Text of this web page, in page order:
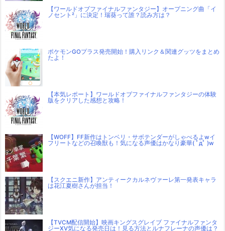
【ワールドオブファイナルファンタジー】オープニング曲「イ
ノセント²」に決定！瑞葵って誰？読み方は？
ポケモンGOプラス発売開始！購入リンク＆関連グッツをまとめ
たよ！
【本気レポート】ワールドオブファイナルファンタジーの体験
版をクリアした感想と攻略！
【WOFF】FF新作はトンベリ・サボテンダーがしゃべるよwイ
フリートなどの召喚獣も！気になる声優はかなり豪華( ﾟдﾟ )w
【スクエニ新作】アンティークカルネヴァーレ第一発表キャラ
は花江夏樹さんが担当！
【TVCM配信開始】映画キングスグレイブ ファイナルファンタ
ジーXV気になる発売日は！見る方法とルナフレーナの声優は？